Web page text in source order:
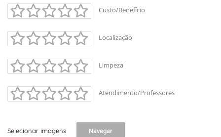
Custo/Benefício
Localização
Limpeza
Atendimento/Professores
Selecionar imagens Navegar